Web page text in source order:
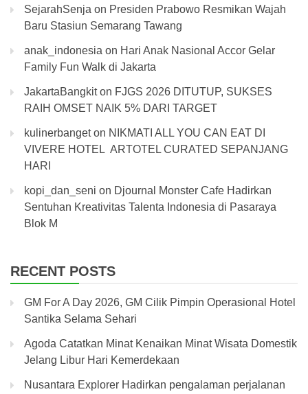
SejarahSenja on Presiden Prabowo Resmikan Wajah
Baru Stasiun Semarang Tawang
anak_indonesia on Hari Anak Nasional Accor Gelar
Family Fun Walk di Jakarta
JakartaBangkiton FJGS 2026 DITUTUP, SUKSES
RAIH OMSET NAIK 5% DARI TARGET
kulinerbangeton NIKMATI ALL YOU CAN EAT DI
VIVERE HOTEL ARTOTEL CURATED SEPANJANG
HARI
kopi_dan_seni on Djournal Monster Cafe Hadirkan
Sentuhan Kreativitas Talenta Indonesia di Pasaraya
Blok M
RECENT POSTS
GM For A Day 2026, GM Cilik Pimpin Operasional Hotel
Santika Selama Sehari
Agoda Catatkan Minat Kenaikan Minat Wisata Domestik
Jelang Libur Hari Kemerdekaan
Nusantara Explorer Hadirkan pengalaman perjalanan